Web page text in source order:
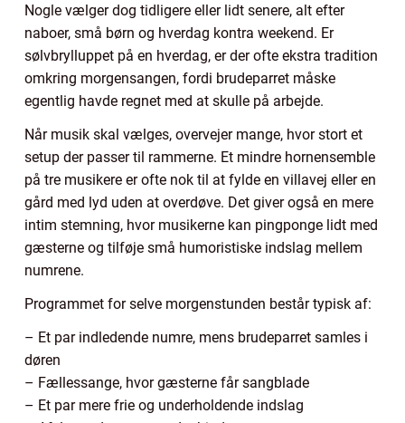
Nogle vælger dog tidligere eller lidt senere, alt efter
naboer, små børn og hverdag kontra weekend. Er
sølvbrylluppet på en hverdag, er der ofte ekstra tradition
omkring morgensangen, fordi brudeparret måske
egentlig havde regnet med at skulle på arbejde.
Når musik skal vælges, overvejer mange, hvor stort et
setup der passer til rammerne. Et mindre hornensemble
på tre musikere er ofte nok til at fylde en villavej eller en
gård med lyd uden at overdøve. Det giver også en mere
intim stemning, hvor musikerne kan pingponge lidt med
gæsterne og tilføje små humoristiske indslag mellem
numrene.
Programmet for selve morgenstunden består typisk af:
– Et par indledende numre, mens brudeparret samles i
døren
– Fællessange, hvor gæsterne får sangblade
– Et par mere frie og underholdende indslag